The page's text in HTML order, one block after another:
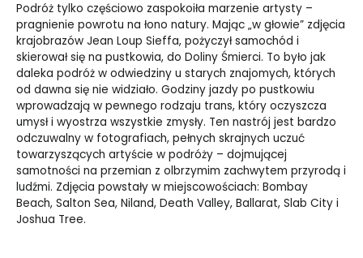
Podróż tylko częściowo zaspokoiła marzenie artysty –
pragnienie powrotu na łono natury. Mając „w głowie” zdjęcia
krajobrazów Jean Loup Sieffa, pożyczył samochód i
skierował się na pustkowia, do Doliny Śmierci. To było jak
daleka podróż w odwiedziny u starych znajomych, których
od dawna się nie widziało. Godziny jazdy po pustkowiu
wprowadzają w pewnego rodzaju trans, który oczyszcza
umysł i wyostrza wszystkie zmysły. Ten nastrój jest bardzo
odczuwalny w fotografiach, pełnych skrajnych uczuć
towarzyszących artyście w podróży – dojmującej
samotności na przemian z olbrzymim zachwytem przyrodą i
ludźmi. Zdjęcia powstały w miejscowościach: Bombay
Beach, Salton Sea, Niland, Death Valley, Ballarat, Slab City i
Joshua Tree.